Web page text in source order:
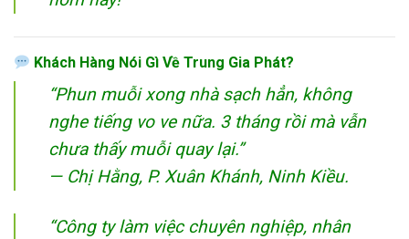
Khách Hàng Nói Gì Về Trung Gia Phát?
“Phun muỗi xong nhà sạch hẳn, không
nghe tiếng vo ve nữa. 3 tháng rồi mà vẫn
chưa thấy muỗi quay lại.”
— Chị Hằng, P. Xuân Khánh, Ninh Kiều.
“Công ty làm việc chuyên nghiệp, nhân